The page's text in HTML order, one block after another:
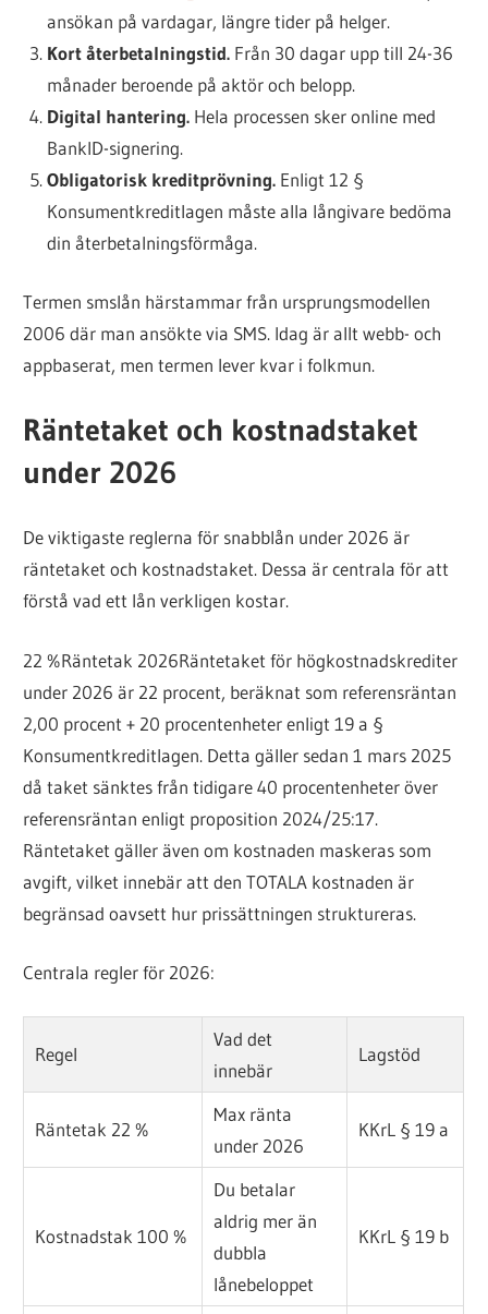
ansökan på vardagar, längre tider på helger.
Kort återbetalningstid.Från 30 dagar upp till 24-36
månader beroende på aktör och belopp.
Digital hantering.Hela processen sker online med
BankID-signering.
Obligatorisk kreditprövning.Enligt 12 §
Konsumentkreditlagen måste alla långivare bedöma
din återbetalningsförmåga.
Termen smslån härstammar från ursprungsmodellen
2006 där man ansökte via SMS. Idag är allt webb- och
appbaserat, men termen lever kvar i folkmun.
Räntetaket och kostnadstaket
under 2026
De viktigaste reglerna för snabblån under 2026 är
räntetaket och kostnadstaket. Dessa är centrala för att
förstå vad ett lån verkligen kostar.
22 %Räntetak 2026Räntetaket för högkostnadskrediter
under 2026 är 22 procent, beräknat som referensräntan
2,00 procent + 20 procentenheter enligt 19 a §
Konsumentkreditlagen. Detta gäller sedan 1 mars 2025
då taket sänktes från tidigare 40 procentenheter över
referensräntan enligt proposition 2024/25:17.
Räntetaket gäller även om kostnaden maskeras som
avgift, vilket innebär att den TOTALA kostnaden är
begränsad oavsett hur prissättningen struktureras.
Centrala regler för 2026:
Regel
Vad det
innebär
Lagstöd
Räntetak 22 %
Max ränta
under 2026
KKrL § 19 a
Kostnadstak 100 %
Du betalar
aldrig mer än
dubbla
lånebeloppet
KKrL § 19 b